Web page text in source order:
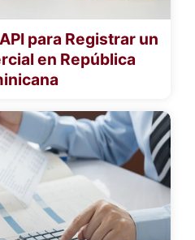
para Registrar un
en República